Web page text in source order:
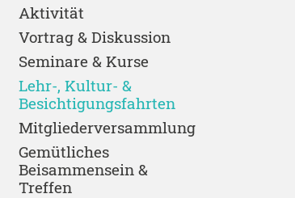
Aktivität
Vortrag & Diskussion
Seminare & Kurse
Lehr-, Kultur- &
Besichtigungsfahrten
Mitgliederversammlung
Gemütliches
Beisammensein &
Treffen